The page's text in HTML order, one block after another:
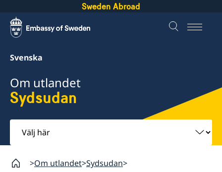
Sweden Abroad
Svenska
Om utlandet
Sydsudan
Välj
här
Om utlandet Sydsudan